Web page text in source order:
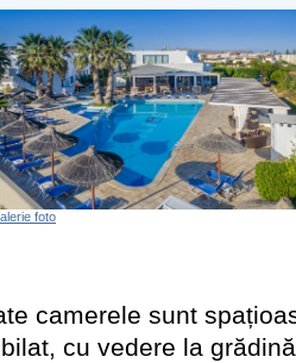
foto
camerele sunt
cu vedere la